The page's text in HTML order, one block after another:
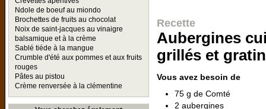
Ndole de boeuf au miondo
Brochettes de fruits au chocolat
Noix de saint-jacques au vinaigre
balsamique et à la crème
Sablé tiéde à la mangue
Crumble d'été aux pommes et aux fruits
rouges
Pâtes au pistou
Crème renversée à la clémentine
Recette
Aubergines
grillés et
Vous avez besoin de
75 g de Comté
2 aubergines